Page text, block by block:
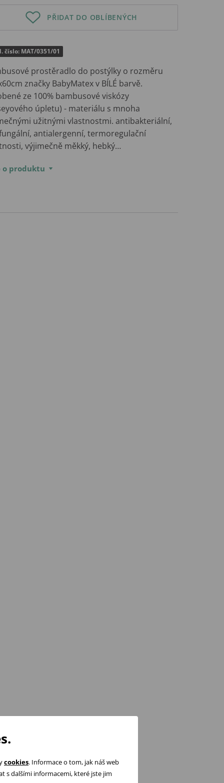
PŘIDAT DO OBLÍBENÝCH
číslo: MAT/0351/01
prostěradlo do postýlky o rozměru
značky BabyMatex v BÍLÉ barvě.
ze 100% bambusové viskózy
úpletu) - materiálu s mnoha
užitnými vlastnostmi. antibakteriální,
antialergenní, termoregulační
výjimečně měkký, hebký…
o produktu
cookies. Informace o tom, jak náš web
s dalšími informacemi, které jste jim